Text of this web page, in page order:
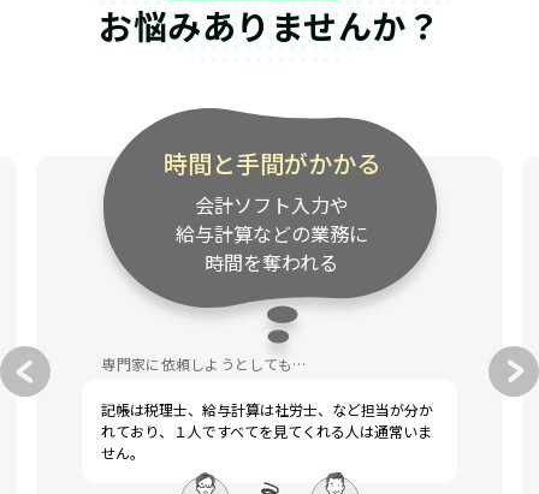
お悩みありませんか？
専門家の連絡が遅い
資料請求・質問への対応が
遅く、事業のスピード感に
付いてきてくれない
専門家に依頼しようとしても…
税理士への不満として、一般的によく挙げられるの
は「連絡が遅い」「話がわかりにくい」です。